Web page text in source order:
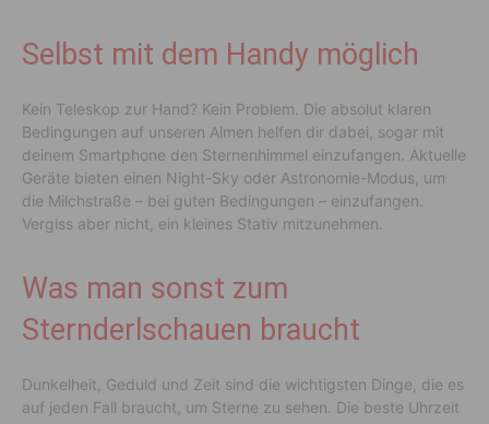
Selbst mit dem Handy möglich
Kein Teleskop zur Hand? Kein Problem. Die absolut klaren
Bedingungen auf unseren Almen helfen dir dabei, sogar mit
deinem Smartphone den Sternenhimmel einzufangen. Aktuelle
Geräte bieten einen Night-Sky oder Astronomie-Modus, um
die Milchstraße – bei guten Bedingungen – einzufangen.
Vergiss aber nicht, ein kleines Stativ mitzunehmen.
Was man sonst zum
Sternderlschauen braucht
Dunkelheit, Geduld und Zeit sind die wichtigsten Dinge, die es
auf jeden Fall braucht, um Sterne zu sehen. Die beste Uhrzeit